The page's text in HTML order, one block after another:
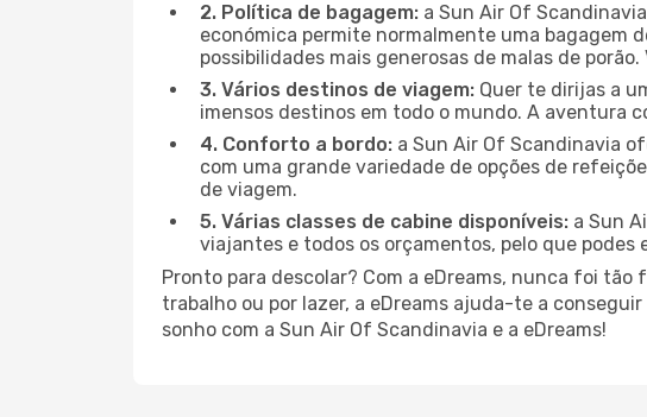
2. Política de bagagem: a Sun Air Of
económica permite normalmente uma bagagem
possibilidades mais generosas de malas de
3. Vários destinos de viagem: Quer te dirijas a
imensos destinos em todo o mundo. A aventura
4. Conforto a bordo: a Sun Air Of Scandinavia
com uma grande variedade de opções de
de viagem.
5. Várias classes de cabine disponíveis: a Sun
viajantes e todos os orçamentos, pelo que
Pronto para descolar? Com a eDreams, nunca foi
trabalho ou por lazer, a eDreams ajuda-te a
sonho com a Sun Air Of Scandinavia e a eDreams!